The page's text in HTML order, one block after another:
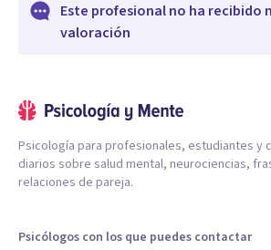
Este profesional no ha recibido
valoración
Psicología para profesionales, estudiantes y
diarios sobre salud mental, neurociencias,
relaciones de pareja.
Psicólogos con los que puedes contactar